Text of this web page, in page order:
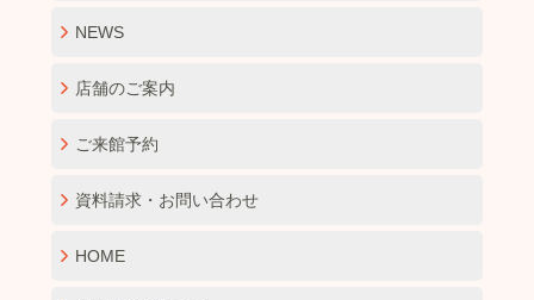
NEWS
店舗のご案内
ご来館予約
資料請求・お問い合わせ
HOME